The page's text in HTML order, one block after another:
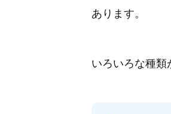
あります。
いろいろな種類